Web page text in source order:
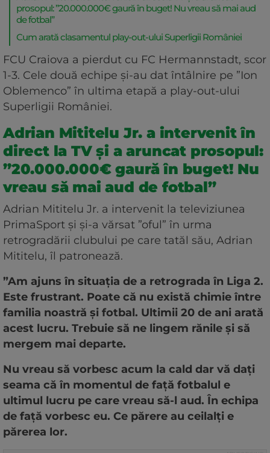
prosopul: ”20.000.000€ gaură în buget! Nu vreau să mai aud
de fotbal”
Cum arată clasamentul play-out-ului Superligii României
FCU Craiova a pierdut cu FC Hermannstadt, scor
1-3. Cele două echipe și-au dat întâlnire pe ”Ion
Oblemenco” în ultima etapă a play-out-ului
Superligii României.
Adrian Mititelu Jr. a intervenit în
direct la TV și a aruncat prosopul:
”20.000.000€ gaură în buget! Nu
vreau să mai aud de fotbal”
Adrian Mititelu Jr. a intervenit la televiziunea
PrimaSport și și-a vărsat ”oful” în urma
retrogradării clubului pe care tatăl său, Adrian
Mititelu, îl patronează.
”Am ajuns în situația de a retrograda în Liga 2.
Este frustrant. Poate că nu există chimie între
familia noastră și fotbal. Ultimii 20 de ani arată
acest lucru. Trebuie să ne lingem rănile și să
mergem mai departe.
Nu vreau să vorbesc acum la cald dar vă dați
seama că în momentul de față fotbalul e
ultimul lucru pe care vreau să-l aud. În echipa
de față vorbesc eu. Ce părere au ceilalți e
părerea lor.